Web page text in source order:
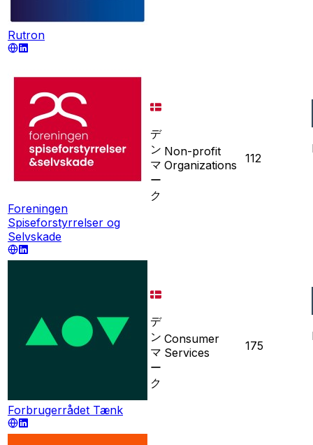
Rutron
Foreningen
Spiseforstyrrelser og
Selvskade
デ
ン
マ
ー
ク
Non-profit
Organizations
112
Forbrugerrådet Tænk
デ
ン
マ
ー
ク
Consumer
Services
175